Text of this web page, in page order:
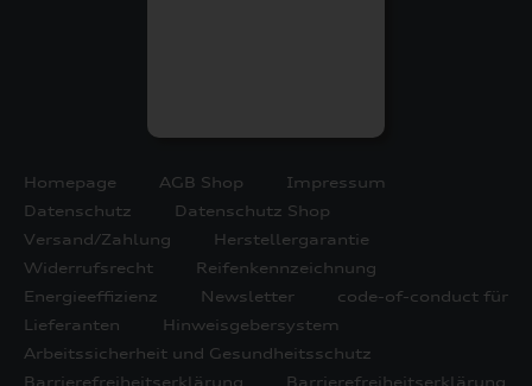
Homepage AGB Shop
Impressum
Datenschutz
Datenschutz Shop
Versand/Zahlung
Herstellergarantie
Widerrufsrecht
Reifenkennzeichnung
Energieeffizienz
Newsletter
code-of-conduct für
Lieferanten
Hinweisgebersystem
Arbeitssicherheit und Gesundheitsschutz
Barrierefreiheitserklärung
Barrierefreiheitserklärung